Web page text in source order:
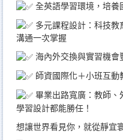
全英語學習環境，培養
多元課程設計：科技
溝通一次掌握
海內外交換與實習機會
師資國際化＋小班互
畢業出路寬廣：教師、
學習設計都能勝任！
想讓世界看見你，就從靜宜